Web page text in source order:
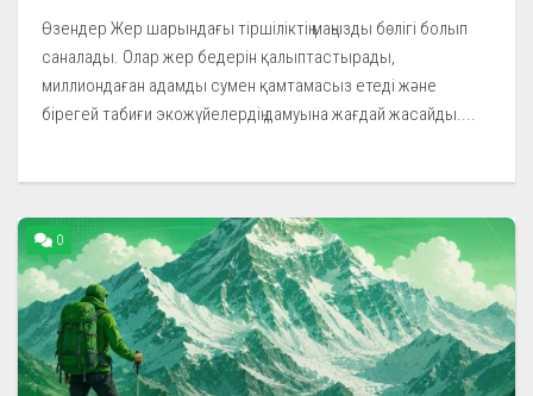
Өзендер Жер шарындағы тіршіліктің маңызды бөлігі болып
саналады. Олар жер бедерін қалыптастырады,
миллиондаған адамды сумен қамтамасыз етеді және
бірегей табиғи экожүйелердің дамуына жағдай жасайды....
0